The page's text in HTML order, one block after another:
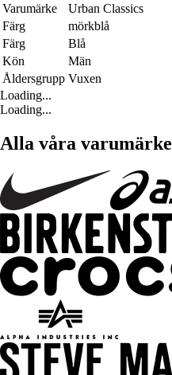
Varumärke
Urban Classics
Färg
mörkblå
Färg
Blå
Kön
Män
Åldersgrupp Vuxen
Loading...
Loading...
Alla våra